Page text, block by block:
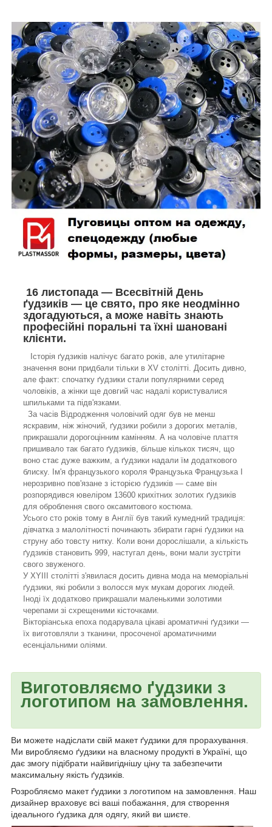
16 листопада — Всесвітній День
ґудзиків — це свято, про яке неодмінно
здогадуються, а може навіть знають
професійні поральні та їхні шановані
клієнти.
Історія ґудзиків налічує багато років, але утилітарне
значення вони придбали тільки в XV столітті. Досить дивно,
але факт: спочатку ґудзики стали популярними серед
чоловіків, а жінки ще довгий час надалі користувалися
шпильками та підв'язками.
За часів Відродження чоловічий одяг був не менш
яскравим, ніж жіночий, ґудзики робили з дорогих металів,
прикрашали дорогоцінним камінням. А на чоловіче плаття
пришивало так багато ґудзиків, більше кількох тисяч, що
воно стає дуже важким, а ґудзики надали їм додаткового
блиску. Ім'я французького короля Французька Французька I
нерозривно пов'язане з історією ґудзиків — саме він
розпорядився ювеліром 13600 крихітних золотих ґудзиків
для оброблення свого оксамитового костюма.
Усього сто років тому в Англії був такий кумедний традиція:
дівчатка з малолітності починають збирати гарні ґудзики на
струну або товсту нитку. Коли вони дорослішали, а кількість
ґудзиків становить 999, настугал день, вони мали зустріти
свого звуженого.
У XYIII столітті з'явилася досить дивна мода на меморіальні
ґудзики, які робили з волосся мук мукам дорогих людей.
Іноді їх додатково прикрашали маленькими золотими
черепами зі схрещеними кісточками.
Вікторіанська епоха подарувала цікаві ароматичні ґудзики —
їх виготовляли з тканини, просоченої ароматичними
есенціальними оліями.
Виготовляємо ґудзики з
логотипом на замовлення.
Ви можете надіслати свій макет ґудзики для прорахування.
Ми виробляємо ґудзики на власному продукті в Україні, що
дає змогу підібрати найвигіднішу ціну та забезпечити
максимальну якість ґудзиків.
Розробляємо макет ґудзики з логотипом на замовлення. Наш
дизайнер враховує всі ваші побажання, для створення
ідеального ґудзика для одягу, який ви шиєте.